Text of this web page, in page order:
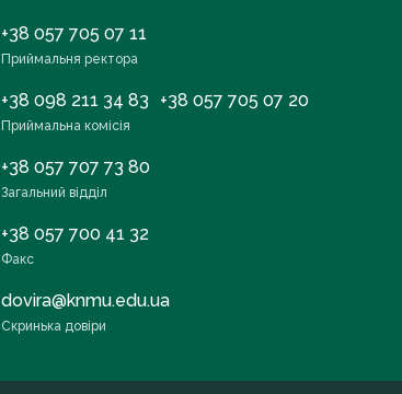
+38 057 705 07 11
Приймальня ректора
+38 098 211 34 83 +38 057 705 07 20
Приймальна комісія
+38 057 707 73 80
Загальний відділ
+38 057 700 41 32
Факс
dovira@knmu.edu.ua
Скринька довіри